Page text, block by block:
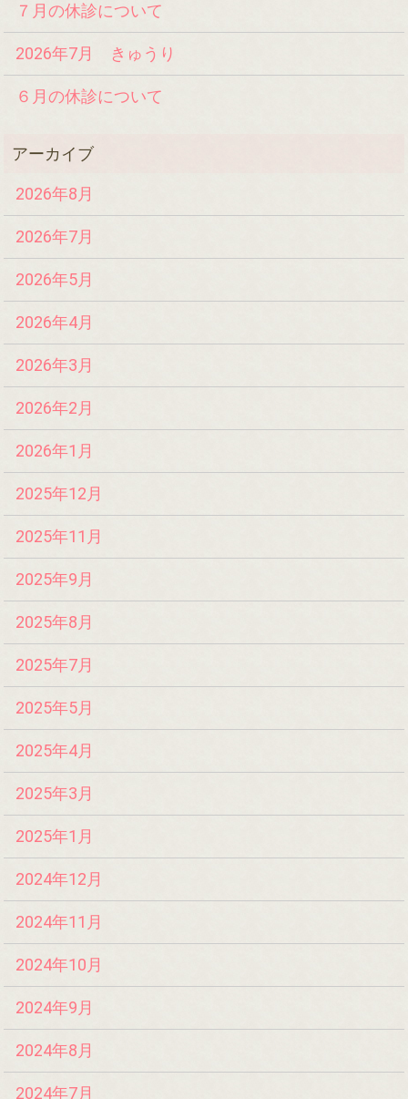
７月の休診について
2026年7月 きゅうり
６月の休診について
2026年8月
2026年7月
2026年5月
2026年4月
2026年3月
2026年2月
2026年1月
2025年12月
2025年11月
2025年9月
2025年8月
2025年7月
2025年5月
2025年4月
2025年3月
2025年1月
2024年12月
2024年11月
2024年10月
2024年9月
2024年8月
2024年7月